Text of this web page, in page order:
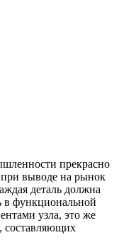
прекрасно
выводе на рынок
деталь должна
в функциональной
узла, это же
составляющих